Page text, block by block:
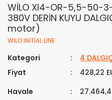
WİLO XI4-OR-5,5-50-
380V DERİN KUYU
motor)
WİLO INİTİAL LİNE
Kategori
4
Fiyat
428,22
Havale